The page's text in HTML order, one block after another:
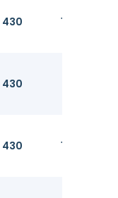
430 10.2
430
430 12.2